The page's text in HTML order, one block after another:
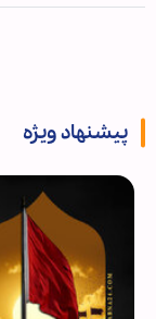
پیشنهاد ویژه